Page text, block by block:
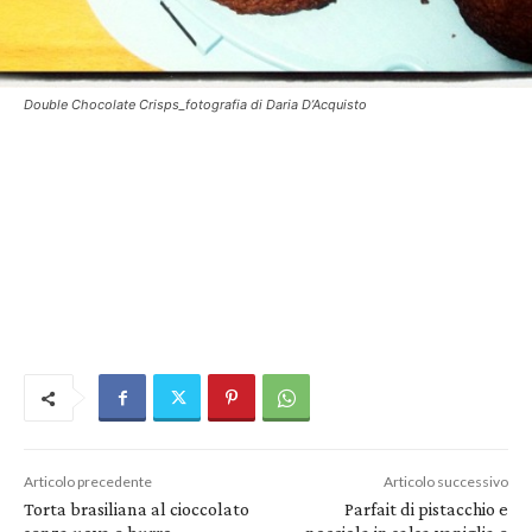
Double Chocolate Crisps_fotografia di Daria D’Acquisto
Articolo precedente
Torta brasiliana al cioccolato
Articolo successivo
Parfait di pistacchio e